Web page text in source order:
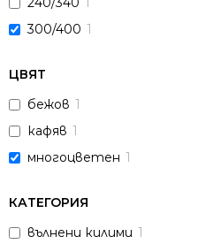
300/400 1
ЦВЯТ
бежов 1
кафяв 1
многоцветен 1
КАТЕГОРИЯ
вълнени килими 1